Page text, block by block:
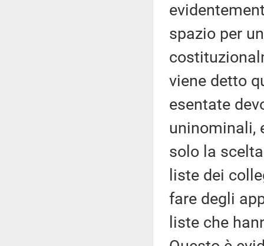
spazio per
viene detto
esentate
uninominali,
solo la
liste dei
fare degli
liste che